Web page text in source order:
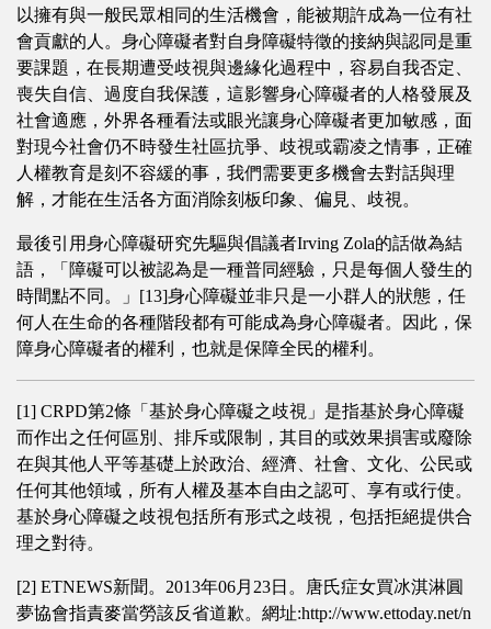
以擁有與一般民眾相同的生活機會，能被期許成為一位有社
會貢獻的人。身心障礙者對自身障礙特徵的接納與認同是重
要課題，在長期遭受歧視與邊緣化過程中，容易自我否定、
喪失自信、過度自我保護，這影響身心障礙者的人格發展及
社會適應，外界各種看法或眼光讓身心障礙者更加敏感，面
對現今社會仍不時發生社區抗爭、歧視或霸凌之情事，正確
人權教育是刻不容緩的事，我們需要更多機會去對話與理
解，才能在生活各方面消除刻板印象、偏見、歧視。
最後引用身心障礙研究先驅與倡議者Irving Zola的話做為結
語，「障礙可以被認為是一種普同經驗，只是每個人發生的
時間點不同。」[13]身心障礙並非只是一小群人的狀態，任
何人在生命的各種階段都有可能成為身心障礙者。因此，保
障身心障礙者的權利，也就是保障全民的權利。
[1] CRPD第2條「基於身心障礙之歧視」是指基於身心障礙
而作出之任何區別、排斥或限制，其目的或效果損害或廢除
在與其他人平等基礎上於政治、經濟、社會、文化、公民或
任何其他領域，所有人權及基本自由之認可、享有或行使。
基於身心障礙之歧視包括所有形式之歧視，包括拒絕提供合
理之對待。
[2] ETNEWS新聞。2013年06月23日。唐氏症女買冰淇淋圓
夢協會指責麥當勞該反省道歉。網址:http://www.ettoday.net/n